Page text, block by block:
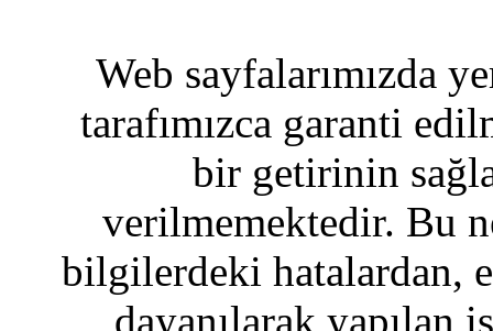
Web sayfalarımızda
tarafımızca garanti
bir getirinin
verilmemektedir. Bu
bilgilerdeki hatalardan,
dayanılarak yapılan